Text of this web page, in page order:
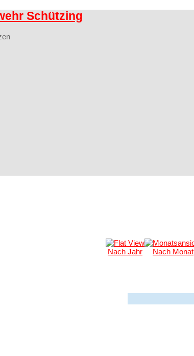
Schützing
Nach Jahr Nach Monat